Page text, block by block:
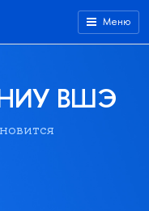
Меню
НИУ ВШЭ